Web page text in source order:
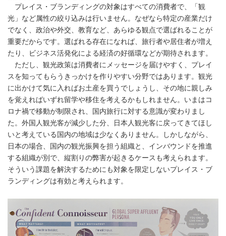
プレイス・ブランディングの対象はすべての消費者で、「観
光」など属性の絞り込みは行いません。なぜなら特定の産業だけ
でなく、政治や外交、教育など、あらゆる観点で選ばれることが
重要だからです。選ばれる存在になれば、旅行者や居住者が増え
たり、ビジネス活発化による経済の好循環などが期待されます。
ただし、観光政策は消費者にメッセージを届けやすく、プレイ
スを知ってもらうきっかけを作りやすい分野ではあります。観光
に出かけて気に入ればお土産を買うでしょうし、その地に親しみ
を覚えればいずれ留学や移住を考えるかもしれません。いまはコ
ロナ禍で移動が制限され、国内旅行に対する意識が変わりまし
た。外国人観光客が減少した分、日本人観光客に戻ってきてほし
いと考えている国内の地域は少なくありません。しかしながら、
日本の場合、国内の観光振興を担う組織と、インバウンドを推進
する組織が別で、縦割りの弊害が起きるケースも考えられます。
そういう課題を解決するためにも対象を限定しないプレイス・ブ
ランディングは有効と考えられます。